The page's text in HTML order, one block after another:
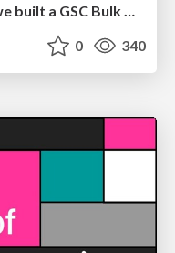
Noah Learner - AI + Me: how we built a GSC Bulk Export data pipeline
0 340